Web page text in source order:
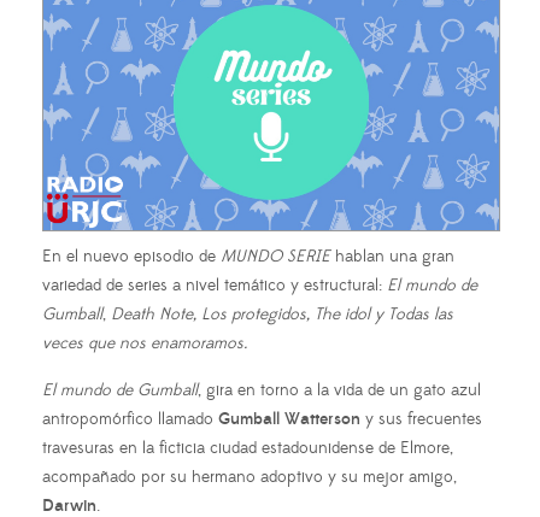
En el nuevo episodio de MUNDO SERIE hablan una gran
variedad de series a nivel temático y estructural: El mundo de
Gumball, Death Note, Los protegidos, The idol y Todas las
veces que nos enamoramos.
El mundo de Gumball, gira en torno a la vida de un gato azul
antropomórfico llamado Gumball Watterson y sus frecuentes
travesuras en la ficticia ciudad estadounidense de Elmore,
acompañado por su hermano adoptivo y su mejor amigo,
Darwin.